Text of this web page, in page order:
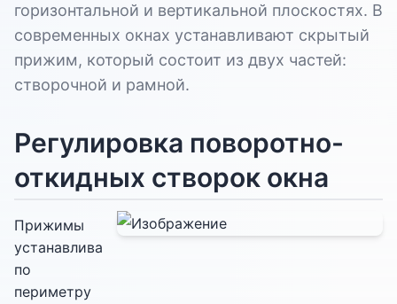
горизонтальной и вертикальной плоскостях. В
современных окнах устанавливают скрытый
прижим, который состоит из двух частей:
створочной и рамной.
Регулировка поворотно-
откидных створок окна
Прижимы
устанавливаются
по
периметру